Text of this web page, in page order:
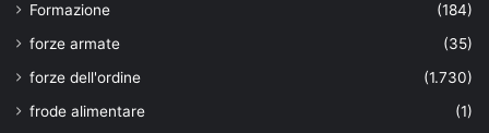
Formazione
(184)
forze armate
(35)
forze dell'ordine
(1.730)
frode alimentare
(1)